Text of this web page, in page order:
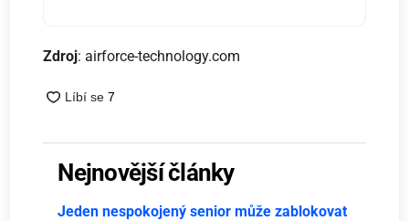
Zdroj: airforce-technology.com
Nejnovější články
Jeden nespokojený senior může zablokovat